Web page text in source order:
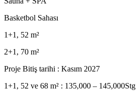
Basketbol Sahası
1+1, 52 m²
2+1, 70 m²
Proje Bitiş tarihi : Kasım 2027
1+1, 52 ve 68 m² : 135,000 – 145,000Stg